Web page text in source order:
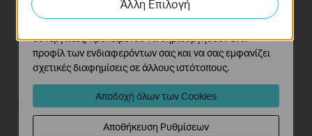
Fasten the screws to
secure the HDD, using the
correct HDD screw holes.
Reinstall the side cover.
Άλλη Επιλογή
Τα διαφημιστικά cookie μπορούν να ρυθμιστούν μέσω
συνεργάτες, προκειμένου να δημιουργήσουν ένα
προφίλ των ενδιαφερόντων σας και να σας εμφανίζει
σχετικές διαφημίσεις σε άλλους ιστότοπους.
Αποδοχή όλων των Cookies
Αποθήκευση Ρυθμίσεων